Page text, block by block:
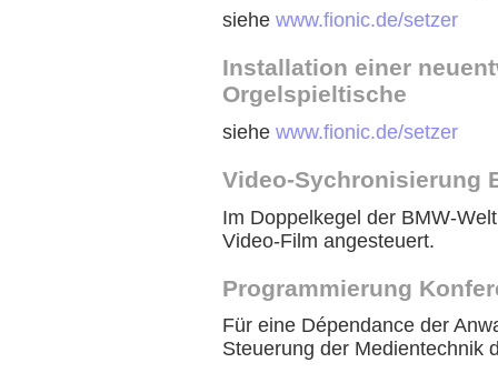
siehe www.fionic.de/setzer
Installation einer
Orgelspieltische
siehe www.fionic.de/setzer
Video-Sychronisierung
Im Doppelkegel der BMW-
Video-Film angesteuert.
Programmierung
Für eine Dépendance der
Steuerung der Medientechnik